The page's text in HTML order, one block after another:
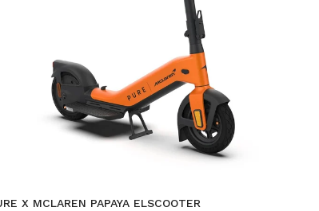
X MCLAREN PAPAYA ELSCOOTER